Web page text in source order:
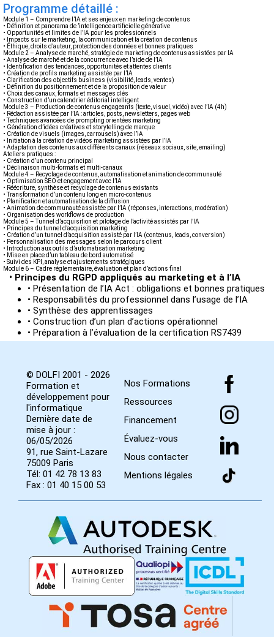
Programme détaillé :
Module 1 – Comprendre l’IA et ses enjeux en marketing de contenus
• Définition et panorama de ’intelligence artificielle générative
• Opportunités et limites de l’IA pour les professionnels
• Impacts sur le marketing, la communication et la création de contenus
• Éthique, droits d’auteur, protection des données et bonnes pratiques
Module 2 – Analyse de marché, stratégie de marketing de contenus assistées par IA
• Analyse de marché et de la concurrence avec l’aide de l’IA
• Identification des tendances, opportunités et attentes clients
• Création de profils marketing assistée par l’IA
• Clarification des objectifs business (visibilité, leads, ventes)
• Définition du positionnement et de la proposition de valeur
• Choix des canaux, formats et messages clés
• Construction d’un calendrier éditorial intelligent
Module 3 – Production de contenus engageants (texte, visuel, vidéo) avec l’IA (4h)
• Rédaction assistée par l’IA : articles, posts, newsletters, pages web
• Techniques avancées de prompting orientées marketing
• Génération d’idées créatives et storytelling de marque
• Création de visuels (images, carrousels) avec l’IA
• Initiation à la création de vidéos marketing assistées par l’IA
• Adaptation des contenus aux différents canaux (réseaux sociaux, site, emailing)
Ateliers pratiques :
• Création d’un contenu principal
• Déclinaison multi-formats et multi-canaux
Module 4 – Recyclage de contenus, automatisation et animation de communauté
• Optimisation SEO et engagement avec l’IA
• Réécriture, synthèse et recyclage de contenus existants
• Transformation d’un contenu long en micro-contenus
• Planification et automatisation de la diffusion
• Animation de communauté assistée par l’IA (réponses, interactions, modération)
• Organisation des workflows de production
Module 5 – Tunnel d’acquisition et pilotage de l’activité assistés par l’IA
• Principes du tunnel d’acquisition marketing
• Création d’un tunnel d’acquisition assisté par l’IA (contenus, leads, conversion)
• Personnalisation des messages selon le parcours client
• Introduction aux outils d’automatisation marketing
• Mise en place d’un tableau de bord automatisé
• Suivi des KPI, analyse et ajustements stratégiques
Module 6 – Cadre réglementaire, évaluation et plan d’actions final
• Principes du RGPD appliqués au marketing et à l’IA
• Présentation de l’IA Act : obligations et bonnes pratiques
• Responsabilités du professionnel dans l’usage de l’IA
• Synthèse des apprentissages
• Construction d’un plan d’actions opérationnel
• Préparation à l’évaluation de la certification RS7439
© DOLFI 2001 - 2026
Formation et
développement pour
l'informatique
Dernière date de
mise à jour :
06/05/2026
91, rue Saint-Lazare
75009 Paris
Tél: 01 42 78 13 83
Fax : 01 40 15 00 53
Nos Formations
Ressources
Financement
Évaluez-vous
Nous contacter
Mentions légales